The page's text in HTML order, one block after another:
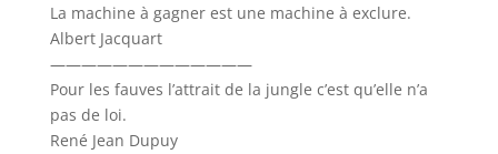
La machine à gagner est une machine à exclure.
Albert Jacquart
—————————————
Pour les fauves l’attrait de la jungle c’est qu’elle n’a
pas de loi.
René Jean Dupuy